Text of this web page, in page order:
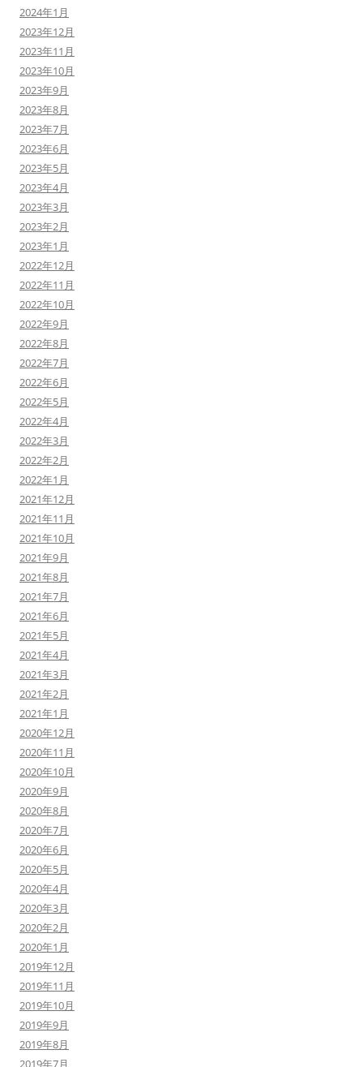
2024年1月
2023年12月
2023年11月
2023年10月
2023年9月
2023年8月
2023年7月
2023年6月
2023年5月
2023年4月
2023年3月
2023年2月
2023年1月
2022年12月
2022年11月
2022年10月
2022年9月
2022年8月
2022年7月
2022年6月
2022年5月
2022年4月
2022年3月
2022年2月
2022年1月
2021年12月
2021年11月
2021年10月
2021年9月
2021年8月
2021年7月
2021年6月
2021年5月
2021年4月
2021年3月
2021年2月
2021年1月
2020年12月
2020年11月
2020年10月
2020年9月
2020年8月
2020年7月
2020年6月
2020年5月
2020年4月
2020年3月
2020年2月
2020年1月
2019年12月
2019年11月
2019年10月
2019年9月
2019年8月
2019年7月